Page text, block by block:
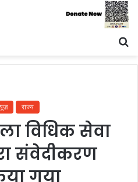
राज्य
विधिक सेवा
संवेदीकरण
गया